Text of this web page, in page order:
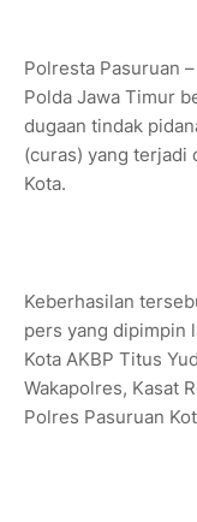
Polresta Pasuruan
Polda Jawa Timur
dugaan tindak
(curas) yang terjadi
Kota.
Keberhasilan
pers yang dipimpin
Kota AKBP Titus
Wakapolres, Kasat
Polres Pasuruan